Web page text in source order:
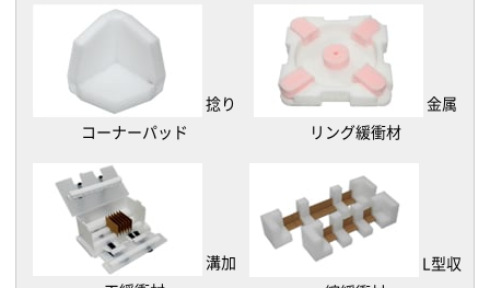
捻り
コーナーパッド
金属
リング緩衝材
溝加
L型収